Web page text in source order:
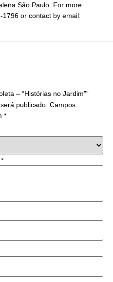
São Paulo. For more
or contact by email:
– “Histórias no Jardim””
publicado. Campos
*
*